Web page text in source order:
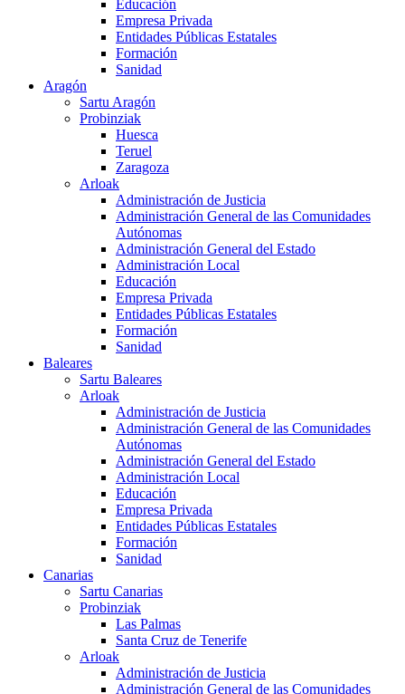
Educación
Empresa Privada
Entidades Públicas Estatales
Formación
Sanidad
Aragón
Sartu Aragón
Probinziak
Huesca
Teruel
Zaragoza
Arloak
Administración de Justicia
Administración General de las Comunidades
Autónomas
Administración General del Estado
Administración Local
Educación
Empresa Privada
Entidades Públicas Estatales
Formación
Sanidad
Baleares
Sartu Baleares
Arloak
Administración de Justicia
Administración General de las Comunidades
Autónomas
Administración General del Estado
Administración Local
Educación
Empresa Privada
Entidades Públicas Estatales
Formación
Sanidad
Canarias
Sartu Canarias
Probinziak
Las Palmas
Santa Cruz de Tenerife
Arloak
Administración de Justicia
Administración General de las Comunidades